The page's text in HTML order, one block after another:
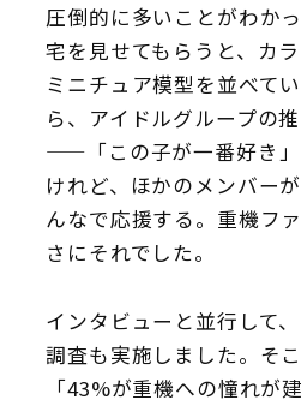
圧倒的に多いことがわか
宅を見せてもらうと、カ
ミニチュア模型を並べて
ら、アイドルグループの
——「この子が一番好き」
けれど、ほかのメンバー
んなで応援する。重機フ
さにそれでした。
インタビューと並行して
調査も実施しました。そ
「43%が重機への憧れが